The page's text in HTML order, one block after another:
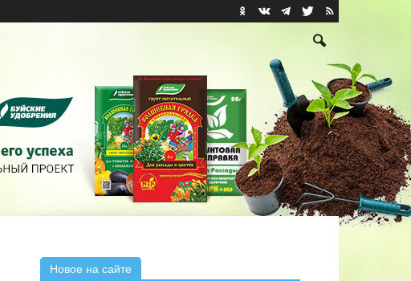
Новое на сайте